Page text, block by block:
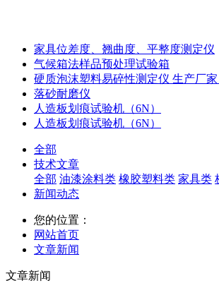
家具位差度、翘曲度、平整度测定仪
气候箱法样品预处理试验箱
硬质泡沫塑料易碎性测定仪 生产厂
落砂耐磨仪
人造板划痕试验机（6N）
人造板划痕试验机（6N）
全部
技术文章
全部 油漆涂料类 橡胶塑料类 家具类
新闻动态
您的位置：
网站首页
文章新闻
文章新闻